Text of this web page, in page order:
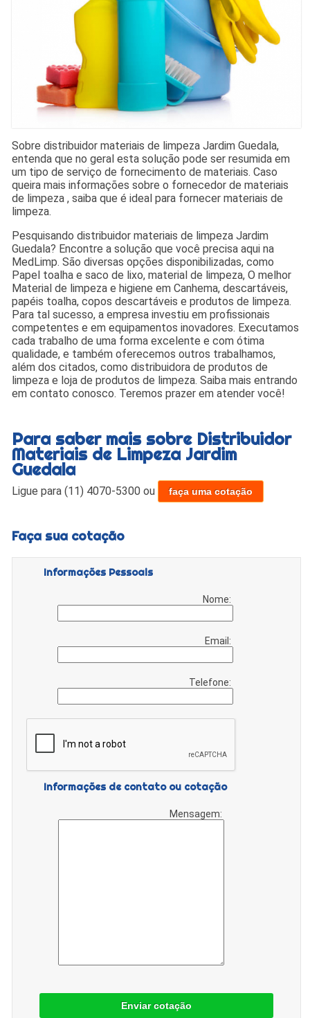
Sobre distribuidor materiais de limpeza Jardim Guedala,
entenda que no geral esta solução pode ser resumida em
um tipo de serviço de fornecimento de materiais. Caso
queira mais informações sobre o fornecedor de materiais
de limpeza , saiba que é ideal para fornecer materiais de
limpeza.
Pesquisando distribuidor materiais de limpeza Jardim
Guedala? Encontre a solução que você precisa aqui na
MedLimp. São diversas opções disponibilizadas, como
Papel toalha e saco de lixo, material de limpeza, O melhor
Material de limpeza e higiene em Canhema, descartáveis,
papéis toalha, copos descartáveis e produtos de limpeza.
Para tal sucesso, a empresa investiu em profissionais
competentes e em equipamentos inovadores. Executamos
cada trabalho de uma forma excelente e com ótima
qualidade, e também oferecemos outros trabalhamos,
além dos citados, como distribuidora de produtos de
limpeza e loja de produtos de limpeza. Saiba mais entrando
em contato conosco. Teremos prazer em atender você!
Para saber mais sobre Distribuidor
Materiais de Limpeza Jardim
Guedala
Ligue para(11) 4070-5300 ou faça uma cotação
Faça sua cotação
Informações Pessoais
Nome:
Email:
Telefone:
Informações de contato ou cotação
Mensagem:
Enviar cotação